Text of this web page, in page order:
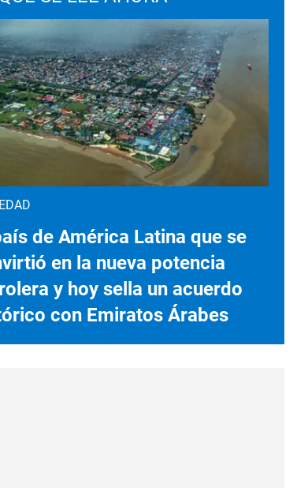
de América Latina que se
en la nueva potencia
y hoy sella un acuerdo
con Emiratos Árabes